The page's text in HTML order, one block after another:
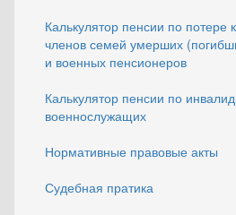
Калькулятор пенсии по потере
членов семей умерших
и военных пенсионеров
Калькулятор пенсии по
военнослужащих
Нормативные правовые акты
Судебная пратика